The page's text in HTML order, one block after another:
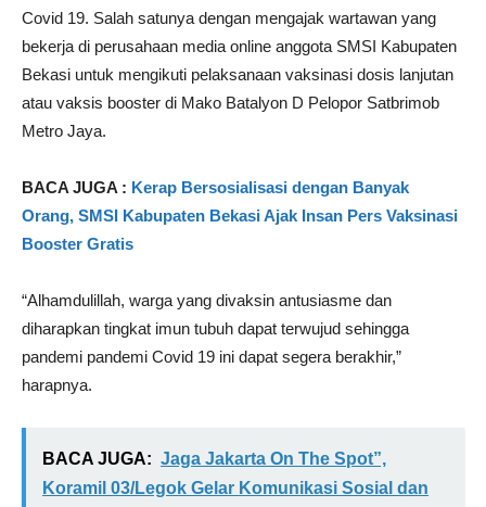
Covid 19. Salah satunya dengan mengajak wartawan yang
bekerja di perusahaan media online anggota SMSI Kabupaten
Bekasi untuk mengikuti pelaksanaan vaksinasi dosis lanjutan
atau vaksis booster di Mako Batalyon D Pelopor Satbrimob
Metro Jaya.
BACA JUGA : Kerap Bersosialisasi dengan Banyak
Orang, SMSI Kabupaten Bekasi Ajak Insan Pers Vaksinasi
Booster Gratis
“Alhamdulillah, warga yang divaksin antusiasme dan
diharapkan tingkat imun tubuh dapat terwujud sehingga
pandemi pandemi Covid 19 ini dapat segera berakhir,”
harapnya.
BACA JUGA: Jaga Jakarta On The Spot”,
Koramil 03/Legok Gelar Komunikasi Sosial dan